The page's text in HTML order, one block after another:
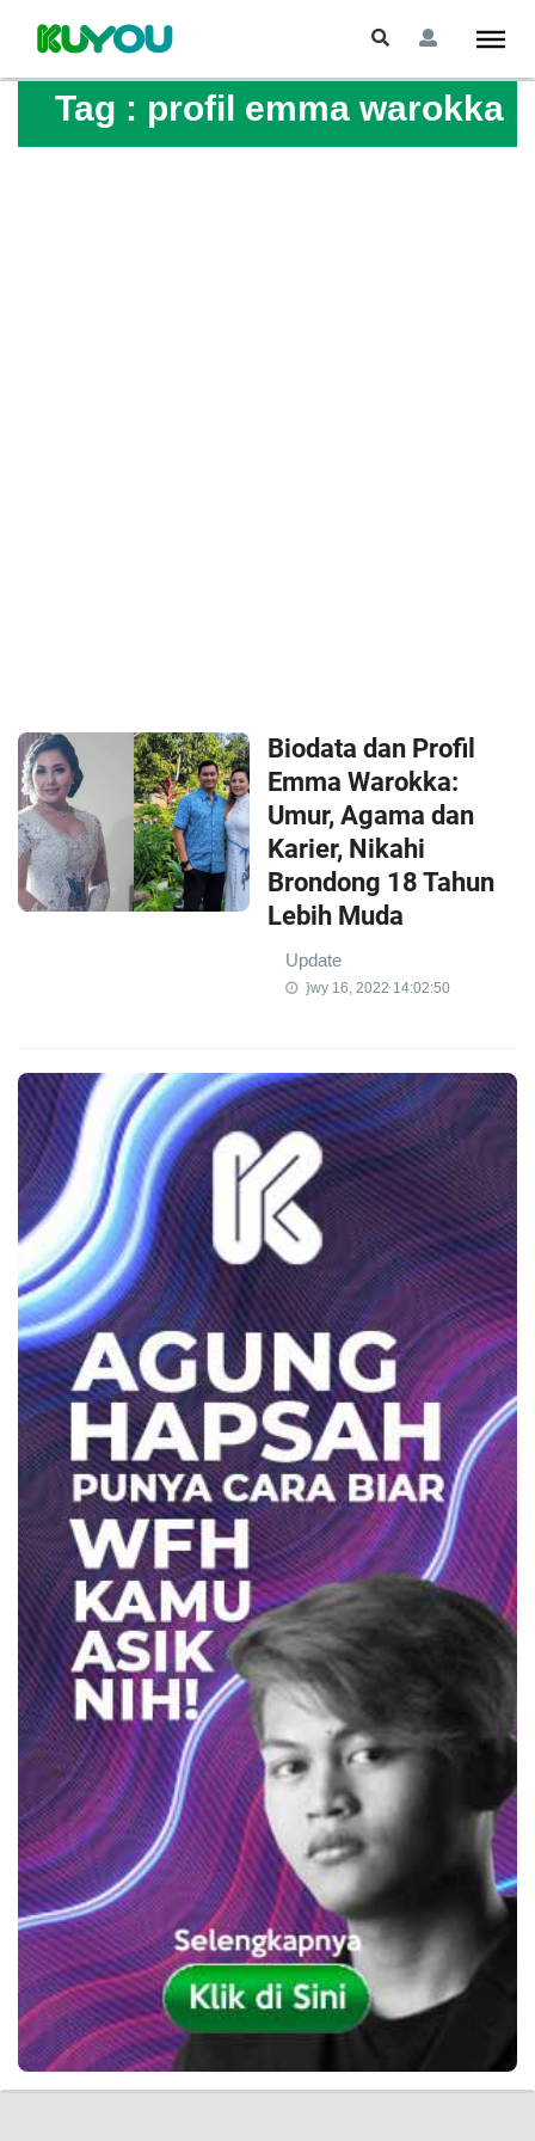
Tag : profil emma warokka
Biodata dan Profil
Emma Warokka:
Umur, Agama dan
Karier, Nikahi
Brondong 18 Tahun
Lebih Muda
Update
}wy 16, 2022 14:02:50